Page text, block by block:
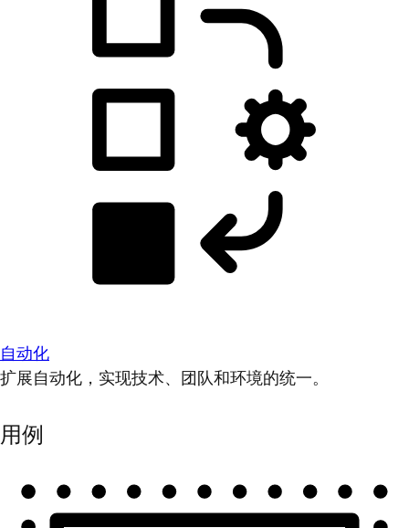
自动化
扩展自动化，实现技术、团队和环境的统一。
用例